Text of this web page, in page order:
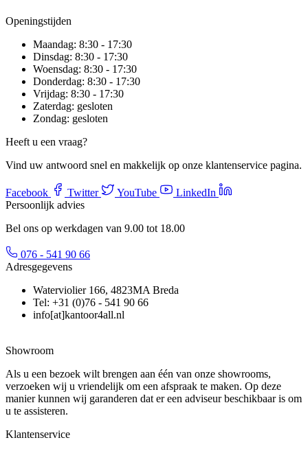
Openingstijden
Maandag: 8:30 - 17:30
Dinsdag: 8:30 - 17:30
Woensdag: 8:30 - 17:30
Donderdag: 8:30 - 17:30
Vrijdag: 8:30 - 17:30
Zaterdag: gesloten
Zondag: gesloten
Heeft u een vraag?
Vind uw antwoord snel en makkelijk op onze klantenservice pagina.
Facebook Twitter YouTube
LinkedIn
Persoonlijk advies
Bel ons op werkdagen van 9.00 tot 18.00
076 - 541 90 66
Adresgegevens
Waterviolier 166, 4823MA Breda
Tel: +31 (0)76 - 541 90 66
info[at]kantoor4all.nl
Showroom
Als u een bezoek wilt brengen aan één van onze showrooms,
verzoeken wij u vriendelijk om een afspraak te maken. Op deze
manier kunnen wij garanderen dat er een adviseur beschikbaar is om
u te assisteren.
Klantenservice